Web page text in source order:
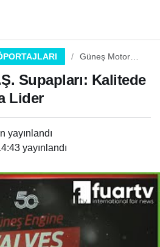
Güneş Motor
Kalitede ve
Performansta
Supapları: Kalitede
Lider
yayınlandı
yayınlandı